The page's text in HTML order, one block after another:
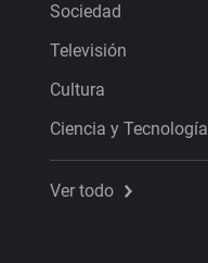
Sociedad
Televisión
Cultura
Ciencia y Tecnología
Ver todo